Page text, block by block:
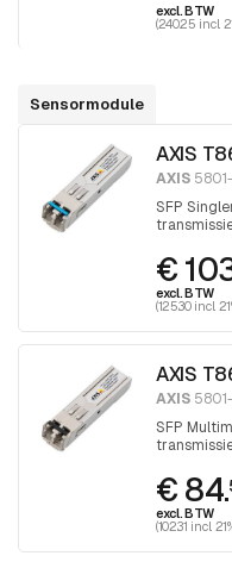
excl. BTW
(240.25 incl.
Sensormodule
AXIS
AXIS
SFP
€
excl. BTW
(125.30 incl.
AXIS
AXIS 5801-
SFP
€
excl. BTW
(102.31 incl.